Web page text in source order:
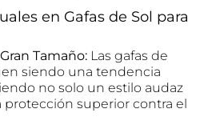
en Gafas de Sol para
Tamaño: Las gafas de
siendo una tendencia
no solo un estilo audaz
superior contra el